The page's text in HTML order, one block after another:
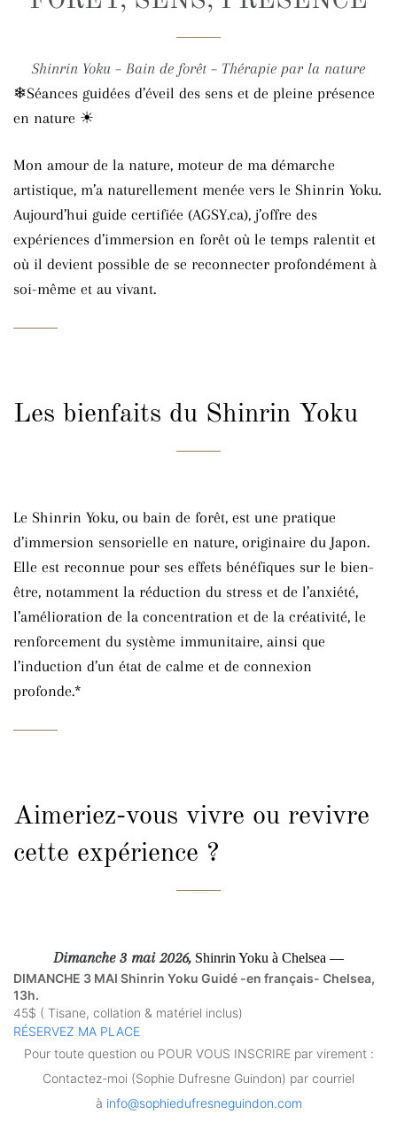
Shinrin Yoku – Bain de forêt – Thérapie par la nature
❄Séances guidées d’éveil des sens et de pleine présence
en nature ☀
Mon amour de la nature, moteur de ma démarche
artistique, m’a naturellement menée vers le Shinrin Yoku.
Aujourd’hui guide certifiée (AGSY.ca), j’offre des
expériences d’immersion en forêt où le temps ralentit et
où il devient possible de se reconnecter profondément à
soi-même et au vivant.
Les bienfaits du Shinrin Yoku
Le Shinrin Yoku, ou bain de forêt, est une pratique
d’immersion sensorielle en nature, originaire du Japon.
Elle est reconnue pour ses effets bénéfiques sur le bien-
être, notamment la réduction du stress et de l’anxiété,
l’amélioration de la concentration et de la créativité, le
renforcement du système immunitaire, ainsi que
l’induction d’un état de calme et de connexion
profonde.*
Aimeriez-vous vivre ou revivre
cette expérience ?
Dimanche 3 mai 2026, Shinrin Yoku à Chelsea —
DIMANCHE 3 MAI Shinrin Yoku Guidé -en français- Chelsea,
13h.
45$ ( Tisane, collation & matériel inclus)
RÉSERVEZ MA PLACE
Pour toute question ou POUR VOUS INSCRIRE par virement :
Contactez-moi (Sophie Dufresne Guindon) par courriel
à info@sophiedufresneguindon.com